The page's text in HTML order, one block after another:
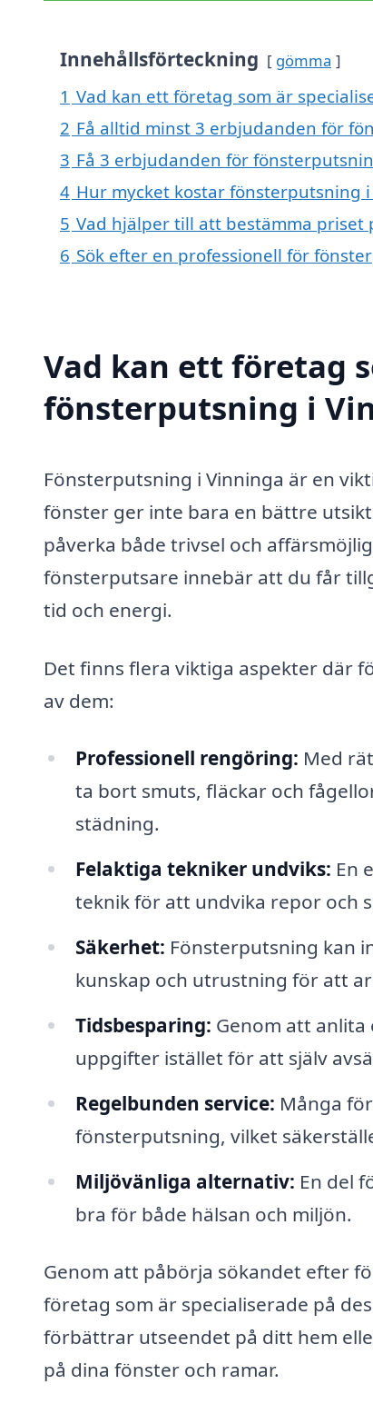
Innehållsförteckning gömma
1 Vad kan ett företag som är
2 Få alltid minst 3 erbjudanden för
3 Få 3 erbjudanden för
4 Hur mycket kostar fönsterputsning
5 Vad hjälper till att bestämma priset
6 Sök efter en professionell för
Vad kan ett företag
fönsterputsning i
Fönsterputsning i Vinninga är en
fönster ger inte bara en bättre
påverka både trivsel och
fönsterputsare innebär att du får
tid och energi.
Det finns flera viktiga aspekter där
av dem:
Professionell rengöring: Med
ta bort smuts, fläckar och
städning.
Felaktiga tekniker undviks: En
teknik för att undvika repor och
Säkerhet: Fönsterputsning kan
kunskap och utrustning för att
Tidsbesparing: Genom att anlita
uppgifter istället för att själv
Regelbunden service: Många
fönsterputsning, vilket
Miljövänliga alternativ: En del
bra för både hälsan och miljön.
Genom att påbörja sökandet efter
företag som är specialiserade på
förbättrar utseendet på ditt hem
på dina fönster och ramar.